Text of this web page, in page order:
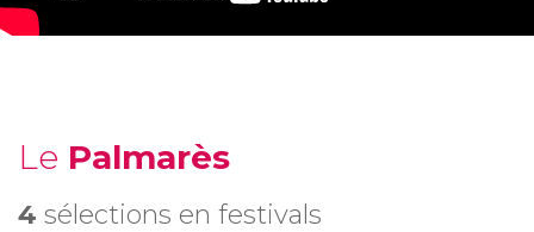
Le Palmarès
4 sélections en festivals